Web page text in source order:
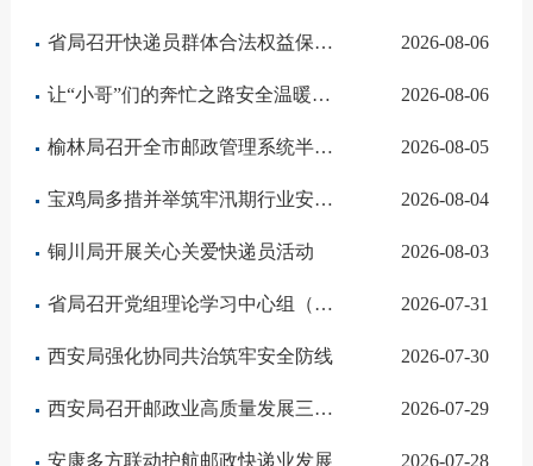
省局召开快递员群体合法权益保障专项行动和防汛工作调度会 2026-08-06
让“小哥”们的奔忙之路安全温暖、成就感满满 2026-08-06
榆林局召开全市邮政管理系统半年工作会 2026-08-05
宝鸡局多措并举筑牢汛期行业安全防线 2026-08-04
铜川局开展关心关爱快递员活动 2026-08-03
省局召开党组理论学习中心组（扩大）会暨举办专题讲座 深入学习宣传贯彻习近平党建思想 2026-07-31
西安局强化协同共治筑牢安全防线 2026-07-30
西安局召开邮政业高质量发展三年行动推进会 2026-07-29
安康多方联动护航邮政快递业发展 2026-07-28